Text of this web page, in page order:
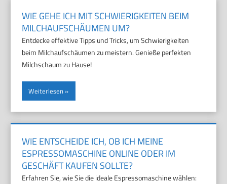
WIE GEHE ICH MIT SCHWIERIGKEITEN BEIM
MILCHAUFSCHÄUMEN UM?
Entdecke effektive Tipps und Tricks, um Schwierigkeiten
beim Milchaufschäumen zu meistern. Genieße perfekten
Milchschaum zu Hause!
Weiterlesen
WIE ENTSCHEIDE ICH, OB ICH MEINE
ESPRESSOMASCHINE ONLINE ODER IM
GESCHÄFT KAUFEN SOLLTE?
Erfahren Sie, wie Sie die ideale Espressomaschine wählen: